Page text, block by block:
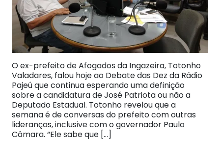
O ex-prefeito de Afogados da Ingazeira, Totonho
Valadares, falou hoje ao Debate das Dez da Rádio
Pajeú que continua esperando uma definição
sobre a candidatura de José Patriota ou não a
Deputado Estadual. Totonho revelou que a
semana é de conversas do prefeito com outras
lideranças, inclusive com o governador Paulo
Câmara. “Ele sabe que […]